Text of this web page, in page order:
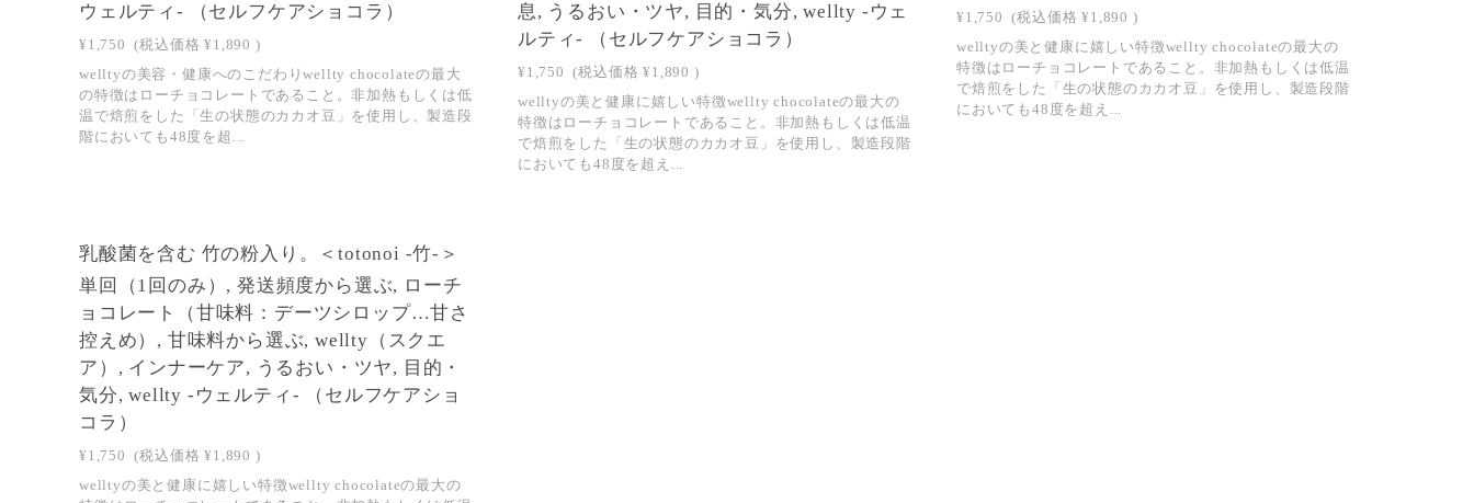
ウェルティ- （セルフケアショコラ）
¥1,750 (税込価格 ¥1,890 )
welltyの美容・健康へのこだわりwellty chocolateの最大
の特徴はローチョコレートであること。非加熱もしくは低
温で焙煎をした「生の状態のカカオ豆」を使用し、製造段
階においても48度を超...
息, うるおい・ツヤ, 目的・気分, wellty -ウェ
ルティ- （セルフケアショコラ）
¥1,750 (税込価格 ¥1,890 )
welltyの美と健康に嬉しい特徴wellty chocolateの最大の
特徴はローチョコレートであること。非加熱もしくは低温
で焙煎をした「生の状態のカカオ豆」を使用し、製造段階
においても48度を超え...
¥1,750 (税込価格 ¥1,890 )
welltyの美と健康に嬉しい特徴wellty chocolateの最大の
特徴はローチョコレートであること。非加熱もしくは低温
で焙煎をした「生の状態のカカオ豆」を使用し、製造段階
においても48度を超え...
SOLD OUT
乳酸菌を含む 竹の粉入り。＜totonoi -竹-＞
単回（1回のみ）, 発送頻度から選ぶ, ローチ
ョコレート（甘味料：デーツシロップ…甘さ
控えめ）, 甘味料から選ぶ, wellty（スクエ
ア）, インナーケア, うるおい・ツヤ, 目的・
気分, wellty -ウェルティ- （セルフケアショ
コラ）
¥1,750 (税込価格 ¥1,890 )
welltyの美と健康に嬉しい特徴wellty chocolateの最大の